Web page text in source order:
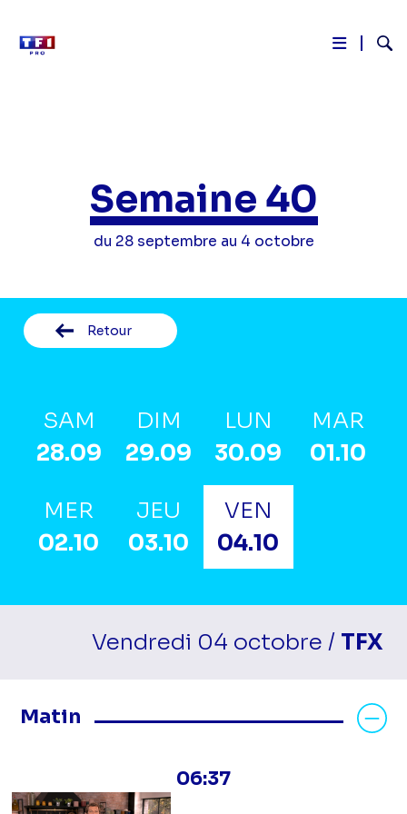
Semaine 40
du 28 septembre au 4 octobre
Retour
SAM
28.09
DIM
29.09
LUN
30.09
MAR
01.10
MER
02.10
JEU
03.10
VEN
04.10
Vendredi 04 octobre / TFX
Matin
Masquer les programmes Matin
06:37